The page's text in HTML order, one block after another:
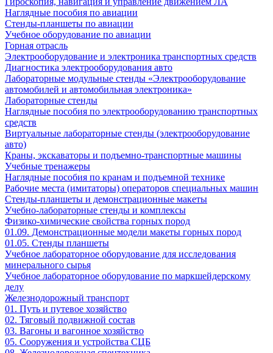
Наглядные пособия по авиации
Стенды-планшеты по авиации
Учебное оборудование по авиации
Горная отрасль
Электрооборудование и электроника транспортных средств
Диагностика электрооборудования авто
Лабораторные модульные стенды «Электрооборудование
автомобилей и автомобильная электроника»
Лабораторные стенды
Наглядные пособия по электрооборудованию транспортных
средств
Виртуальные лабораторные стенды (электрооборудование
авто)
Краны, экскаваторы и подъемно-транспортные машины
Учебные тренажеры
Наглядные пособия по кранам и подъемной технике
Рабочие места (имитаторы) операторов специальных машин
Стенды-планшеты и демонстрационные макеты
Учебно-лабораторные стенды и комплексы
Физико-химические свойства горных пород
01.09. Демонстрационные модели макеты горных пород
01.05. Стенды планшеты
Учебное лабораторное оборудование для исследования
минерального сырья
Учебное лабораторное оборудование по маркшейдерскому
делу
Железнодорожный транспорт
01. Путь и путевое хозяйство
02. Тяговый подвижной состав
03. Вагоны и вагонное хозяйство
05. Сооружения и устройства СЦБ